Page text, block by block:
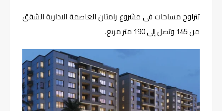
تتراوح مساحات فى مشروع رامتان العاصمة الادارية الشقق
من 145 وتصل إلى 190 متر مربع.